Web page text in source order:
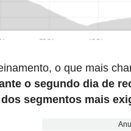
o que mais
o segundo dia de
segmentos mais